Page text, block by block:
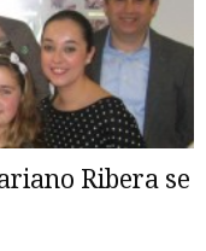
Ribera se